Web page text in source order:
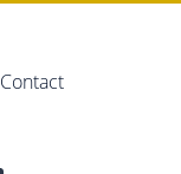
Contact